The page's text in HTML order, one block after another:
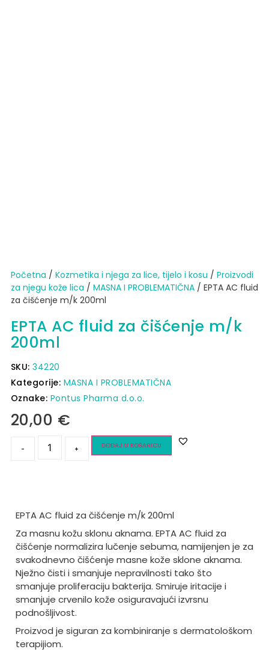
Početna / Kozmetika i njega za lice, tijelo i kosu / Proizvodi
za njegu kože lica / MASNA I PROBLEMATIČNA/ EPTA AC fluid
za čišćenje m/k 200ml
EPTA AC fluid za čišćenje m/k
200ml
SKU:34220
Kategorije: MASNA I PROBLEMATIČNA
Oznake: Pontus Pharma d.o.o.
20,00 €
- + DODAJ U KOŠARICU
EPTA AC fluid za čišćenje m/k 200ml
Za masnu kožu sklonu aknama. EPTA AC fluid za
čišćenje normalizira lučenje sebuma, namijenjen je za
svakodnevno čišćenje masne kože sklone aknama.
Nježno čisti i smanjuje nepravilnosti tako što
smanjuje proliferaciju bakterija. Smiruje iritacije i
smanjuje crvenilo kože osiguravajući izvrsnu
podnošljivost.
Proizvod je siguran za kombiniranje s dermatološkom
terapijiom.